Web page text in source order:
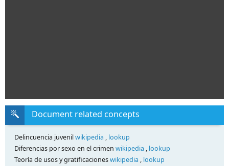
Document related concepts
Delincuencia juvenilwikipedia , lookup
Diferencias por sexo en el crimen wikipedia , lookup
Teoría de usos y gratificacioneswikipedia , lookup